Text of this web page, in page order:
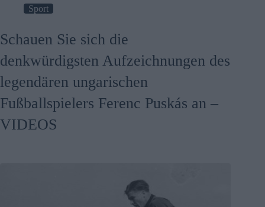
Sport
Schauen Sie sich die
denkwürdigsten Aufzeichnungen des
legendären ungarischen
Fußballspielers Ferenc Puskás an –
VIDEOS